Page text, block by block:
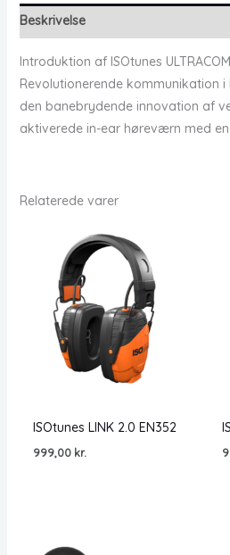
Beskrivelse
Introduktion af ISOtunes
Revolutionerende kommunikation
den banebrydende innovation af
aktiverede in-ear høreværn med
Relaterede varer
ISOtunes LINK 2.0 EN352
999,00 kr.